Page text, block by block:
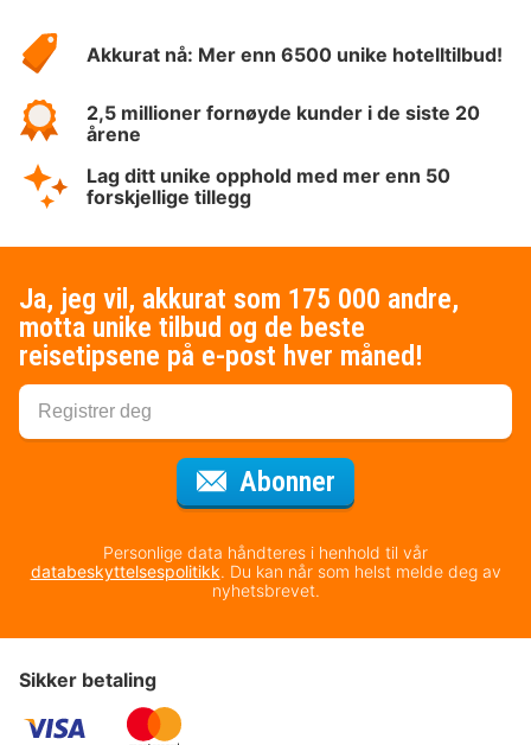
Hotelspecials
Akkurat nå: Mer enn 6500 unike hotelltilbud!
2,5 millioner fornøyde kunder i de siste 20
årene
Lag ditt unike opphold med mer enn 50
forskjellige tillegg
Ja, jeg vil, akkurat som 175 000 andre,
motta unike tilbud og de beste
reisetipsene på e-post hver måned!
Abonner
Personlige data håndteres i henhold til vår
databeskyttelsespolitikk. Du kan når som helst melde deg av
nyhetsbrevet.
Sikker betaling